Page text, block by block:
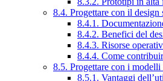
8.4. Progettare con il design
8.4.1.
8.4.2. Benefici del
8.4.3. Risorse
8.4.4. Come
8.5. Progettare con i
8.5.1. Vantaggi